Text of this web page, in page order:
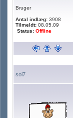
Bruger
Antal indlæg: 3908
Tilmeldt: 08.05.09
Status: Offline
soi7